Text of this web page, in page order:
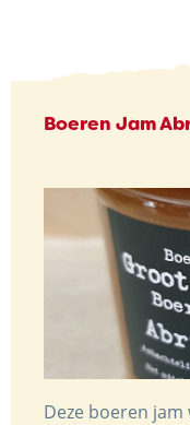
Boeren Jam
Deze boeren